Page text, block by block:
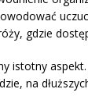
gdzie
istotny
na